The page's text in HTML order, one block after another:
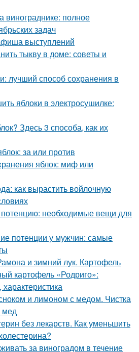
винограднике: полное
задач
выступлений
тыкву в доме: советы и
лучший способ сохранения в
яблоки в электросушилке:
Здесь 3 способа, как их
за или против
яблок: миф или
как вырастить войлочную
необходимые вещи для
потенции у мужчин: самые
и зимний лук. Картофель
картофель «Родриго»:
и лимоном с медом. Чистка
мед
без лекарств. Как уменьшить
за виноградом в течение